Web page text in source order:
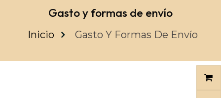
Gasto y formas de envío
Inicio Gasto Y Formas De Envío